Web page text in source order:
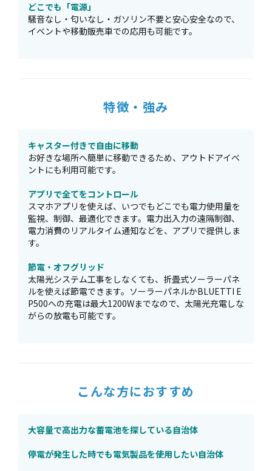
どこでも「電源」
騒音なし・匂いなし・ガソリン不要と安心安全なので、
イベントや移動販売車での応用も可能です。
特徴・強み
キャスター付きで自由に移動
お好きな場所へ簡単に移動できるため、アウトドアイベ
ントにも利用可能です。
アプリで全てをコントロール
スマホアプリを使えば、いつでもどこでも電力使用量を
監視、制御、最適化できます。電力出入力の遠隔制御、
電力消費のリアルタイム通知などを、アプリで提供しま
す。
節電・オフグリッド
太陽光システム工事をしなくても、折畳式ソーラーパネ
ルを使えば節電できます。ソーラーパネルかBLUETTI E
P500への充電は最大1200Wまでなので、太陽光充電しな
がらの放電も可能です。
こんな方におすすめ
大容量で高出力な蓄電池を探している自治体
停電が発生した時でも電気製品を使用したい自治体